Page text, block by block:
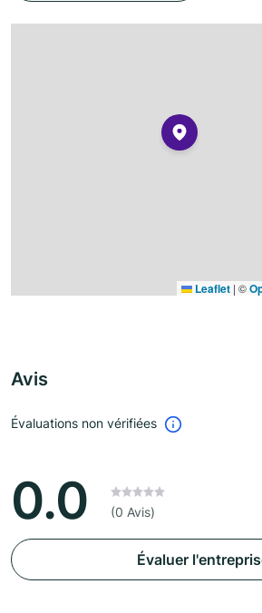
Leaflet | ©
Avis
Évaluations non vérifiées
0.0 (0 Avis)
Évaluer